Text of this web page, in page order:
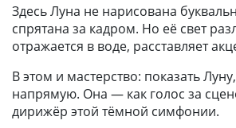
Здесь Луна не нарисована
спрятана за кадром. Но её свет
отражается в воде, расставляет
В этом и мастерство: показать
напрямую. Она — как голос за
дирижёр этой тёмной симфонии.